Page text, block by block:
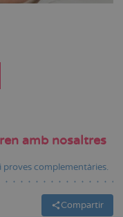
amb nosaltres
complementàries.
Compartir